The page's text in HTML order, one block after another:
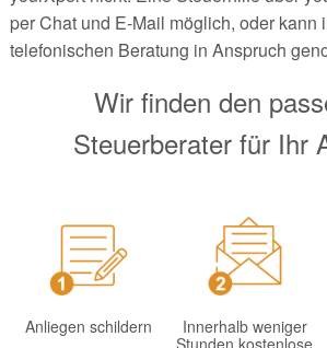
per Chat und E-Mail möglich, oder kann
telefonischen Beratung in Anspruch
Wir finden den
Steuerberater für Ihr
Anliegen schildern
Innerhalb weniger
Stunden kostenlose